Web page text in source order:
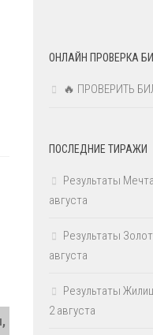
ОНЛАЙН ПРОВЕРКА
🔥 ПРОВЕРИТЬ
ПОСЛЕДНИЕ ТИРАЖИ
Результаты
августа
Результаты
августа
Результаты
2 августа